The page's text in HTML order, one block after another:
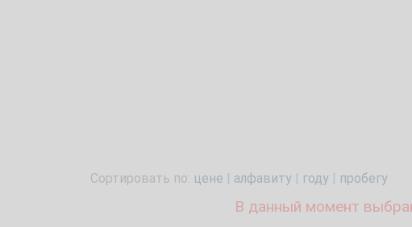
Сортировать по: цене | алфавиту | году | пробегу
В данный момент